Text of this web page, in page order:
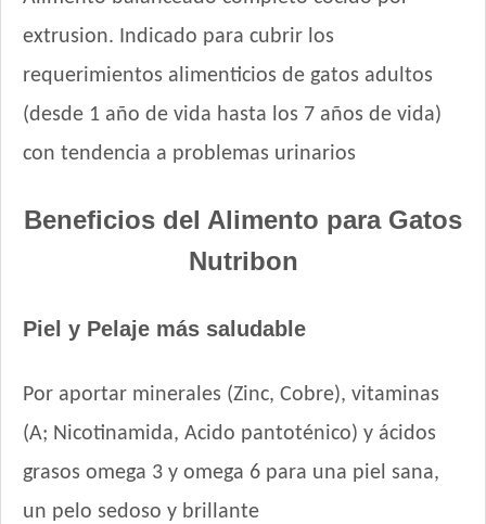
Infinity Gato Adulto
Jaspe Gato Adulto
Jaspe Premium Gato Adulto
Kedi Special Care
Ken-l Gato Adulto
Kongo Gato Adulto sabor Salmón y Atún
Maussy Gatos Adultos Mix Pescado
Maxxium Gato Trucha Patagónica
Mi Amigo Gato Adulto
Montañés Gato Adulto
Nature Gatos
extrusion. Indicado para cubrir los
requerimientos alimenticios de gatos adultos
(desde 1 año de vida hasta los 7 años de vida)
con tendencia a problemas urinarios
Beneficios del Alimento para Gatos
Nutribon
Piel y Pelaje más saludable
Por aportar minerales (Zinc, Cobre), vitaminas
(A; Nicotinamida, Acido pantoténico) y ácidos
grasos omega 3 y omega 6 para una piel sana,
un pelo sedoso y brillante